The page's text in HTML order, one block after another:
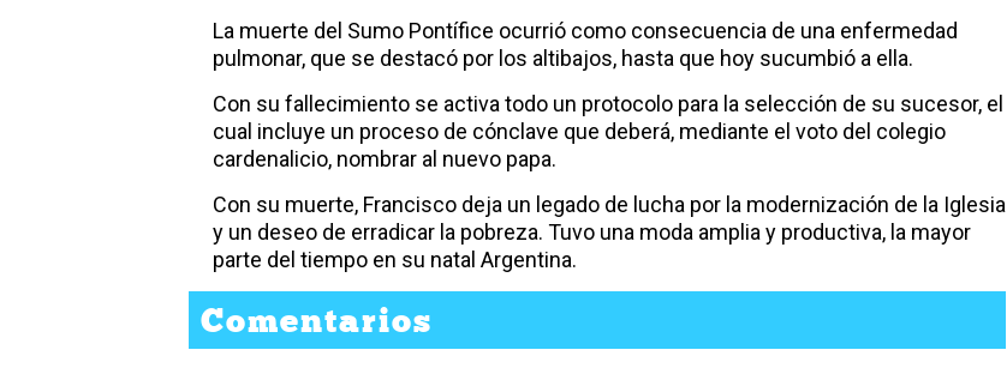
La muerte del Sumo Pontífice ocurrió como consecuencia de una enfermedad
pulmonar, que se destacó por los altibajos, hasta que hoy sucumbió a ella.
Con su fallecimiento se activa todo un protocolo para la selección de su sucesor, el
cual incluye un proceso de cónclave que deberá, mediante el voto del colegio
cardenalicio, nombrar al nuevo papa.
Con su muerte, Francisco deja un legado de lucha por la modernización de la Iglesia
y un deseo de erradicar la pobreza. Tuvo una moda amplia y productiva, la mayor
parte del tiempo en su natal Argentina.
Comentarios